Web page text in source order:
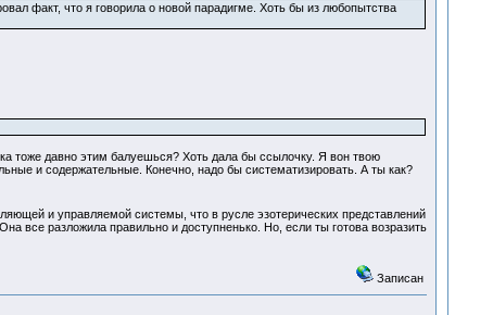
факт, что я говорила о новой парадигме. Хоть бы из любопытства
тоже давно этим балуешься? Хоть дала бы ссылочку. Я вон твою
и содержательные. Конечно, надо бы систематизировать. А ты как?
и управляемой системы, что в русле эзотерических представлений
все разложила правильно и доступненько. Но, если ты готова возразить
Записан